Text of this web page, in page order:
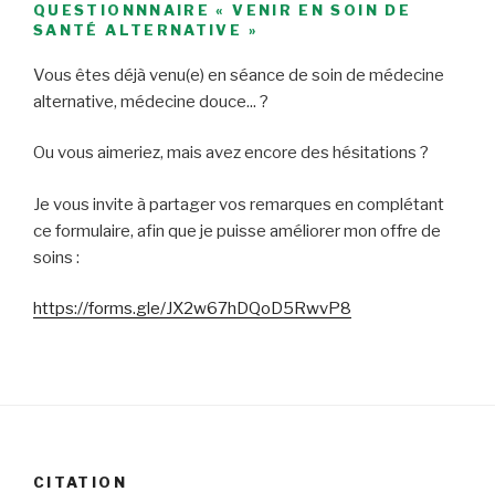
QUESTIONNNAIRE « VENIR EN SOIN DE
SANTÉ ALTERNATIVE »
Vous êtes déjà venu(e) en séance de soin de médecine
alternative, médecine douce... ?
Ou vous aimeriez, mais avez encore des hésitations ?
Je vous invite à partager vos remarques en complétant
ce formulaire, afin que je puisse améliorer mon offre de
soins :
https://forms.gle/JX2w67hDQoD5RwvP8
CITATION